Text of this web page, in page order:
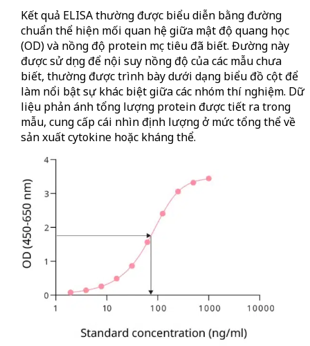
Kết quả ELISA thường được biểu diễn bằng đường
chuẩn thể hiện mối quan hệ giữa mật độ quang học
(OD) và nồng độ protein mục tiêu đã biết. Đường này
được sử dụng để nội suy nồng độ của các mẫu chưa
biết, thường được trình bày dưới dạng biểu đồ cột để
làm nổi bật sự khác biệt giữa các nhóm thí nghiệm. Dữ
liệu phản ánh tổng lượng protein được tiết ra trong
mẫu, cung cấp cái nhìn định lượng ở mức tổng thể về
sản xuất cytokine hoặc kháng thể.